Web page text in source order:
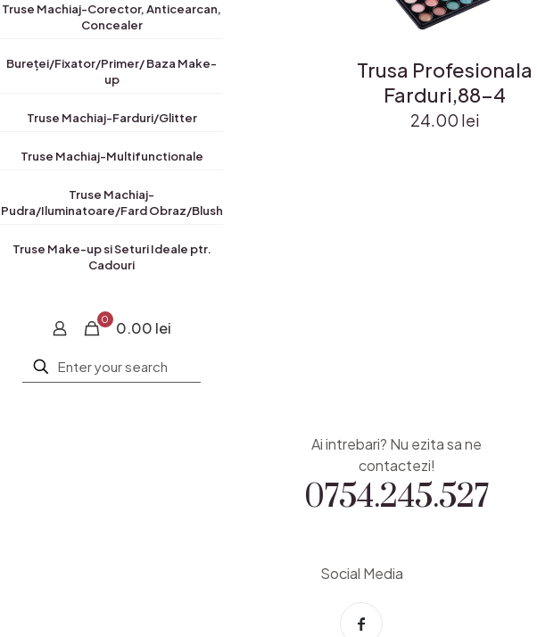
Truse Machiaj-Corector, Anticearcan,
Concealer
Bureței/Fixator/Primer/ Baza Make-
up
Truse Machiaj-Farduri/Glitter
Truse Machiaj-Multifunctionale
Truse Machiaj-
Pudra/Iluminatoare/Fard Obraz/Blush
Truse Make-up si Seturi Ideale ptr.
Cadouri
0 0.00 lei
Trusa Profesionala
Farduri,88-4
24.00 lei
0754.245.527
Ai intrebari? Nu ezita sa ne
contactezi!
Social Media